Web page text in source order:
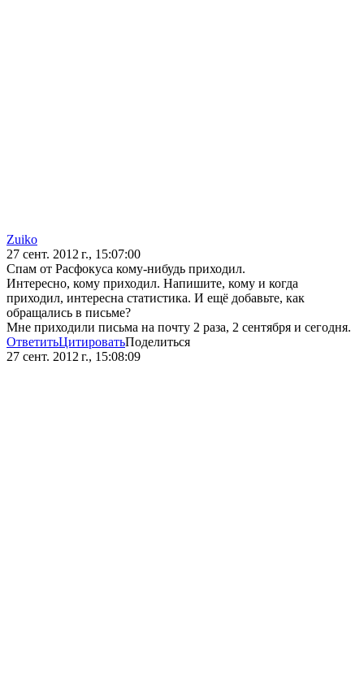
Zuiko
27 сент. 2012 г., 15:07:00
Спам от Расфокуса кому-нибудь приходил.
Интересно, кому приходил. Напишите, кому и когда
приходил, интересна статистика. И ещё добавьте, как
обращались в письме?
Мне приходили письма на почту 2 раза, 2 сентября и сегодня.
ОтветитьЦитироватьПоделиться
27 сент. 2012 г., 15:08:09